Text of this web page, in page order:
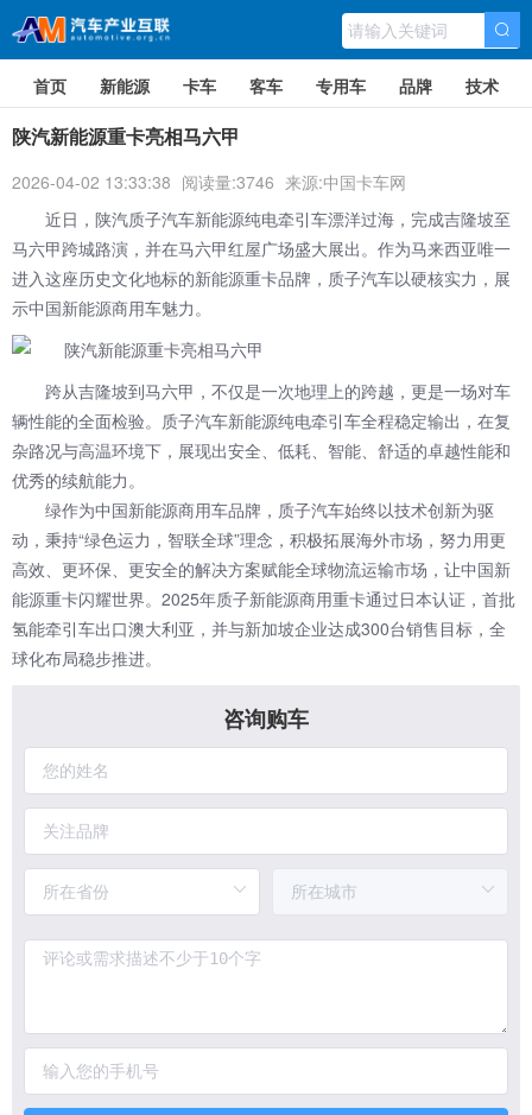
首页 新能源 卡车 客车 专用车 品牌 技术
陕汽新能源重卡亮相马六甲
2026-04-02 13:33:38 阅读量:3746 来源:中国卡车网
近日， 陕汽质子汽车新能源纯电牵引车漂洋过海，完成吉隆坡至
马六甲跨城路演，并在马六甲红屋广场盛大展出。作为马来西亚唯一
进入这座历史文化地标的新能源重卡品牌，质子汽车以硬核实力，展
示中国新能源商用车魅力。
跨从吉隆坡到马六甲，不仅是一次地理上的跨越，更是一场对车
辆性能的全面检验。质子汽车新能源纯电牵引车全程稳定输出，在复
杂路况与高温环境下，展现出安全、低耗、智能、舒适的卓越性能和
优秀的续航能力。
绿作为中国新能源商用车品牌，质子汽车始终以技术创新为驱
动，秉持“绿色运力，智联全球”理念，积极拓展海外市场，努力用更
高效、更环保、更安全的解决方案赋能全球物流运输市场，让中国新
能源重卡闪耀世界。2025年质子新能源商用重卡通过日本认证，首批
氢能牵引车出口澳大利亚，并与新加坡企业达成300台销售目标，全
球化布局稳步推进。
咨询购车